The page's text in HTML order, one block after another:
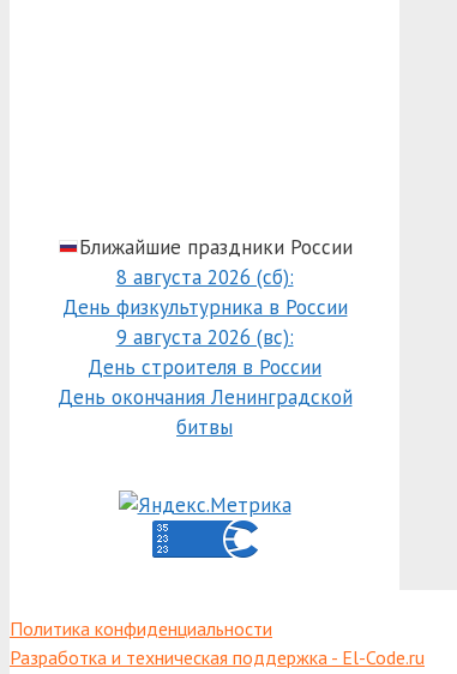
Ближайшие праздники России
8 августа 2026 (сб):
День физкультурника в России
9 августа 2026 (вс):
День строителя в России
День окончания Ленинградской
битвы
Политика конфиденциальности
Разработка и техническая поддержка - El-Code.ru